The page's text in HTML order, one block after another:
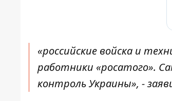
«российские войска и
работники «росатого».
контроль Украины», -